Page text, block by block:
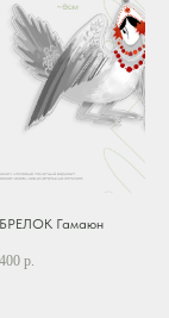
БРЕЛОК Гамаюн
400 р.